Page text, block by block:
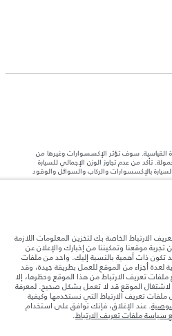
القياسية. سوف تؤثر الإكسسوارات وغيرها من
تأكد من عدم تجاوز الوزن الإجمالي للسيارة
بالإكسسوارات والركاب والسوائل والوقود
المذكورة على هذا الموقع قد تختلف من بلد إلى
التواصل مع وكيلنا المحلي للتأكد من توفّرها
إن النقص العالمي في أشباه الموصلات يؤثر حاليًا
وتوقيتات التصاميم. هذا ظرف ديناميكي
ضمن موقع الويب حاليًا المواصفات الحالية
ومجموعات الألوان. يرجى استشارة وكيلك الذي
لك باتخاذ قرار مدروس
الرسمية وفقاً لتشريعات الاتحاد الأوروبي. قد
ذلك المتحقق في تلك الاختبارات كما أن هذه
الارتباط الخاصة بك لتخزين المعلومات اللازمة
موقعنا وتمكيننا من إخبارك والإعلان عن
قد تكون ذات أهمية بالنسبة إليك. واحد من ملفات
لعدة أجزاء من الموقع للعمل بطريقة جيدة، وقد
تعريف الارتباط من هذا الموقع وحظرها، إلا
الموقع قد لا تعمل بشكل صحيح. لمعرفة
ملفات تعريف الارتباط التي نستخدمها وكيفية
. عند الإغلاق، فإنك توافق على استخدام
سياسة ملفات تعريف الارتباط.